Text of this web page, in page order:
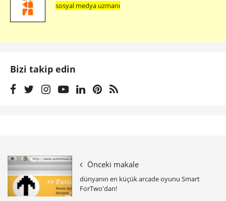
sosyal medya uzmanı
Bizi takip edin
Önceki makale
dünyanın en küçük arcade oyunu Smart
ForTwo'dan!